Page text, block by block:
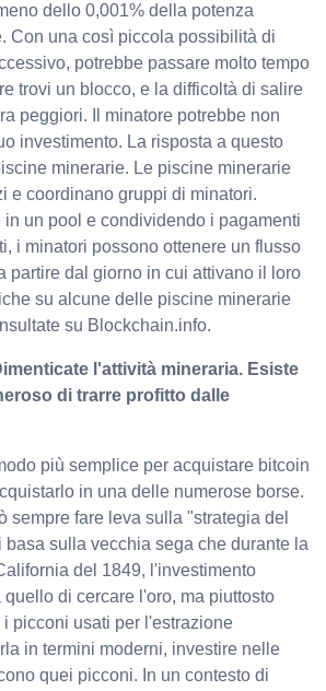
dello 0,001% della potenza
Con una così piccola possibilità di
potrebbe passare molto tempo
trovi un blocco, e la difficoltà di salire
peggiori. Il minatore potrebbe non
investimento. La risposta a questo
minerarie. Le piscine minerarie
e coordinano gruppi di minatori.
in un pool e condividendo i pagamenti
i minatori possono ottenere un flusso
partire dal giorno in cui attivano il loro
su alcune delle piscine minerarie
su Blockchain.info.
l'attività mineraria. Esiste
di trarre profitto dalle
più semplice per acquistare bitcoin
in una delle numerose borse.
sempre fare leva sulla "strategia del
basa sulla vecchia sega che durante la
del 1849, l'investimento
di cercare l'oro, ma piuttosto
picconi usati per l'estrazione
in termini moderni, investire nelle
quei picconi. In un contesto di